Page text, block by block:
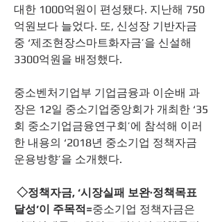
대한 1000억원이 편성됐다. 지난해 750
억원보다 늘었다. 또, 신성장 기반자금
중 ‘제조현장스마트화자금’을 신설해
3300억원을 배정했다.
중소벤처기업부 기업금융과 이순배 과
장은 12일 중소기업중앙회가 개최한 ‘35
회 중소기업금융연구회’에 참석해 이러
한 내용의 ‘2018년 중소기업 정책자금
운용방향’을 소개했다.
◇정책자금, ‘시장실패 보완·정책목표
달성’이 주목적=중소기업 정책자금은